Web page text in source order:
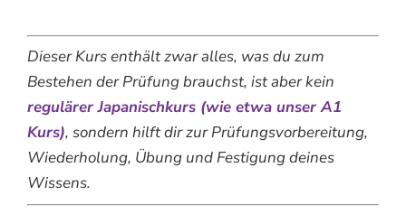
Dieser Kurs enthält zwar alles, was du zum
Bestehen der Prüfung brauchst, ist aber kein
regulärer Japanischkurs (wie etwa unser A1
Kurs), sondern hilft dir zur Prüfungsvorbereitung,
Wiederholung, Übung und Festigung deines
Wissens.